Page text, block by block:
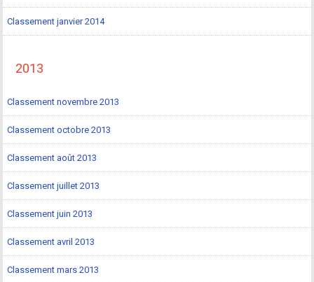
Classement janvier 2014
2013
Classement novembre 2013
Classement octobre 2013
Classement août 2013
Classement juillet 2013
Classement juin 2013
Classement avril 2013
Classement mars 2013